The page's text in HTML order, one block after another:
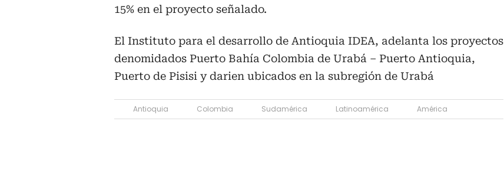
15% en el proyecto señalado.
El Instituto para el desarrollo de Antioquia IDEA, adelanta los proyectos
denomidados Puerto Bahía Colombia de Urabá – Puerto Antioquia,
Puerto de Pisisi y darien ubicados en la subregión de Urabá
Antioquia Colombia Sudamérica Latinoamérica América